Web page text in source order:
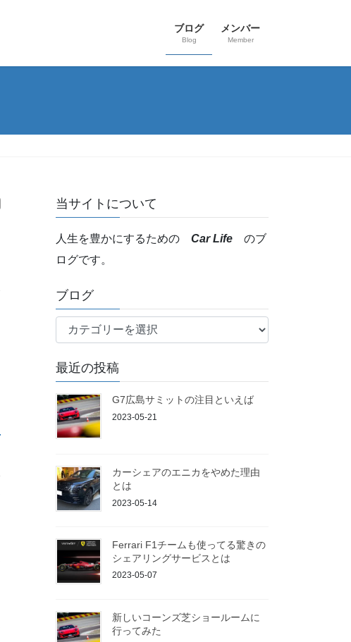
ブログ
Blog
メンバー
Member
当サイトについて
人生を豊かにするためのCar Lifeのブ
ログです。
ブログ
ロ
最近の投稿
G7広島サミットの注目といえば
2023-05-21
カーシェアのエニカをやめた理由
とは
2023-05-14
Ferrari F1チームも使ってる驚きの
シェアリングサービスとは
2023-05-07
新しいコーンズ芝ショールームに
行ってみた